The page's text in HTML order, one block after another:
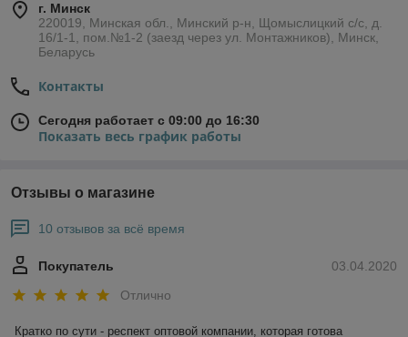
г. Минск
220019, Минская обл., Минский р-н, Щомыслицкий с/с, д.
16/1-1, пом.№1-2 (заезд через ул. Монтажников), Минск,
Беларусь
Контакты
Сегодня работает с 09:00 до 16:30
Показать весь график работы
Отзывы о магазине
10 отзывов за всё время
03.04.2020
Покупатель
Отлично
Кратко по сути - респект оптовой компании, которая готова